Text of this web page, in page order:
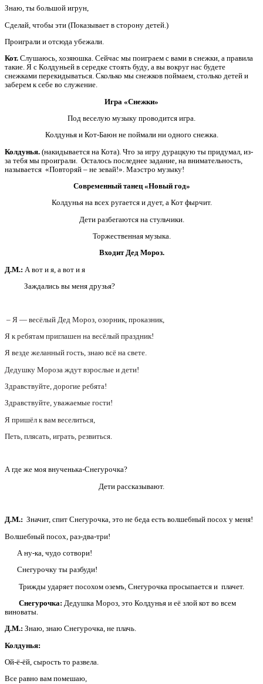
Знаю, ты большой игрун,
Сделай, чтобы эти (Показывает в сторону детей.)
Проиграли и отсюда убежали.
Кот. Слушаюсь, хозяюшка. Сейчас мы поиграем с вами в снежки, а правила
такие. Я с Колдуньей в середке стоять буду, а вы вокруг нас будете
снежками перекидываться. Сколько мы снежков поймаем, столько детей и
заберем к себе во служение.
Игра «Снежки»
Под веселую музыку проводится игра.
Колдунья и Кот-Баюн не поймали ни одного снежка.
Колдунья. (накидывается на Кота). Что за игру дурацкую ты придумал, из-
за тебя мы проиграли. Осталось последнее задание, на внимательность,
называется «Повторяй – не зевай!». Маэстро музыку!
Современный танец «Новый год»
Колдунья на всех ругается и дует, а Кот фырчит.
Дети разбегаются на стульчики.
Торжественная музыка.
Входит Дед Мороз.
Д.М.: А вот и я, а вот и я
Заждались вы меня друзья?
– Я — весёлый Дед Мороз, озорник, проказник,
Я к ребятам приглашен на весёлый праздник!
Я везде желанный гость, знаю всё на свете.
Дедушку Мороза ждут взрослые и дети!
Здравствуйте, дорогие ребята!
Здравствуйте, уважаемые гости!
Я пришёл к вам веселиться,
Петь, плясать, играть, резвиться.
А где же моя внученька-Снегурочка?
Дети рассказывают.
Д.М.: Значит, спит Снегурочка, это не беда есть волшебный посох у меня!
Волшебный посох, раз-два-три!
А ну-ка, чудо сотвори!
Снегурочку ты разбуди!
Трижды ударяет посохом оземъ, Снегурочка просыпается и плачет.
Снегурочка: Дедушка Мороз, это Колдунья и её злой кот во всем
виноваты.
Д.М.: Знаю, знаю Снегурочка, не плачь.
Колдунья:
Ой-ё-ёй, сырость то развела.
Все равно вам помешаю,